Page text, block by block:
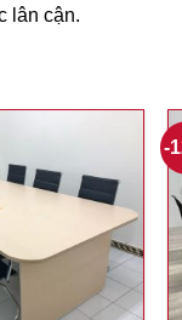
lân cận.
-